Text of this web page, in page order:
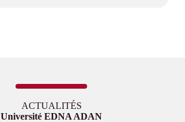
ACTUALITÉS
Université EDNA ADAN